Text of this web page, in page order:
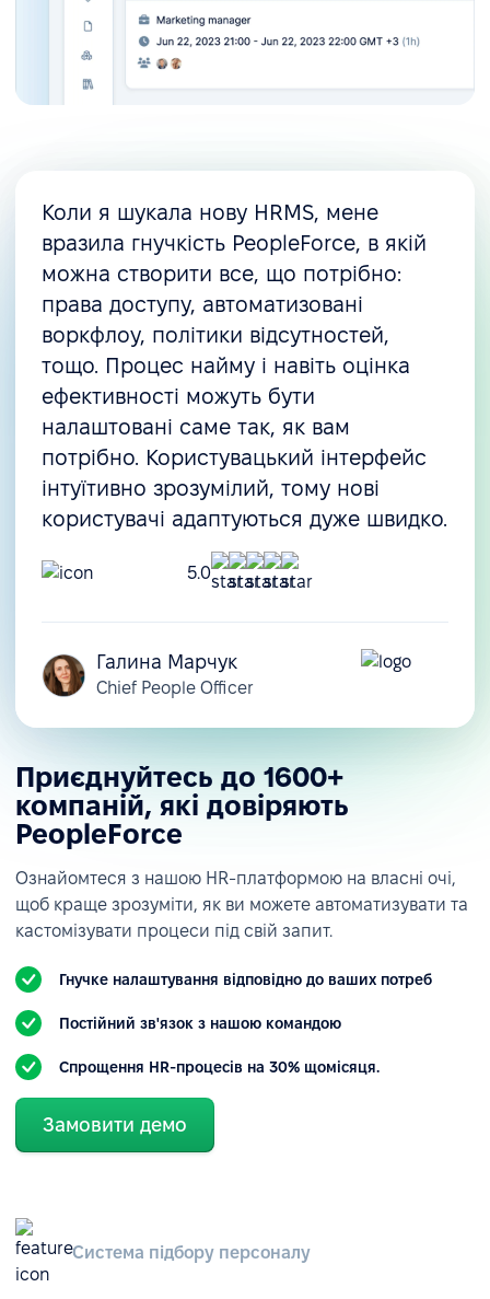
Коли я шукала нову HRMS, мене
вразила гнучкість PeopleForce, в якій
можна створити все, що потрібно:
права доступу, автоматизовані
воркфлоу, політики відсутностей,
тощо. Процес найму і навіть оцінка
ефективності можуть бути
налаштовані саме так, як вам
потрібно. Користувацький інтерфейс
інтуїтивно зрозумілий, тому нові
користувачі адаптуються дуже швидко.
5.0
Галина Марчук
Chief People Officer
Приєднуйтесь до 1600+
компаній, які довіряють
PeopleForce
Ознайомтеся з нашою HR-платформою на власні очі,
щоб краще зрозуміти, як ви можете автоматизувати та
кастомізувати процеси під свій запит.
Гнучке налаштування відповідно до ваших потреб
Постійний зв'язок з нашою командою
Спрощення HR-процесів на 30% щомісяця.
Замовити демо
Система підбору персоналу